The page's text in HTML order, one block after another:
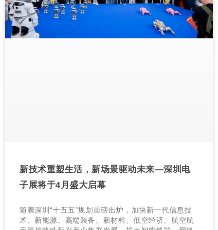
新技术重塑生活，新场景驱动未来—深圳电
子展将于4月盛大启幕
随着深圳“十五五”规划重磅出炉，加快新一代信息技
术、新能源、高端装备、新材料、低空经济、航空航